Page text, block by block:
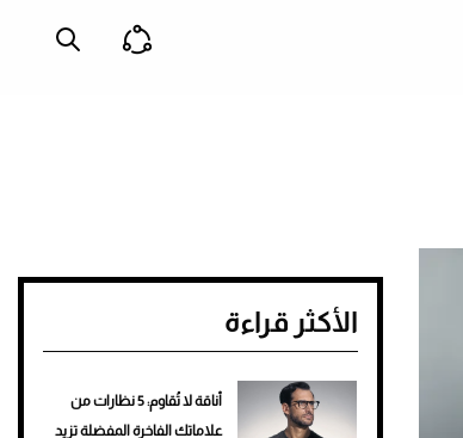
الأكثر قراءة
أناقة لا تُقاوم: 5 نظارات من
علاماتك الفاخرة المفضلة تزيد